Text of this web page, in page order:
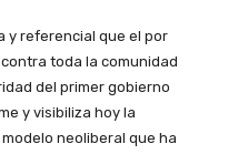
y referencial que el por
toda la comunidad
del primer gobierno
y visibiliza hoy la
neoliberal que ha